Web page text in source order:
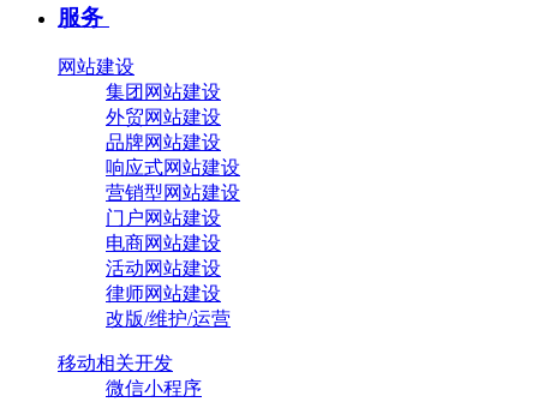
服务
网站建设
集团网站建设
外贸网站建设
品牌网站建设
响应式网站建设
营销型网站建设
门户网站建设
电商网站建设
活动网站建设
律师网站建设
改版/维护/运营
移动相关开发
微信小程序